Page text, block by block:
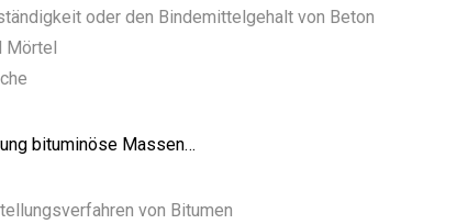
oder den Bindemittelgehalt von Beton
Mörtel
bituminöse Massen…
von Bitumen